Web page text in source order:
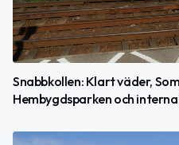
Snabbkollen: Klart väder,
Hembygdsparken och